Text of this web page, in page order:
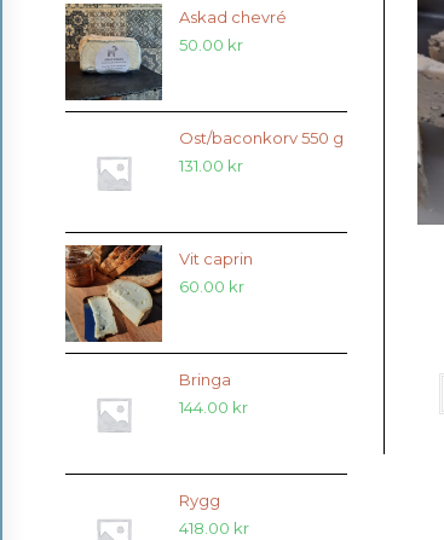
Askad chevré
50.00 kr
Ost/baconkorv 550 g
131.00 kr
Vit caprin
60.00 kr
Bringa
144.00 kr
Rygg
418.00 kr